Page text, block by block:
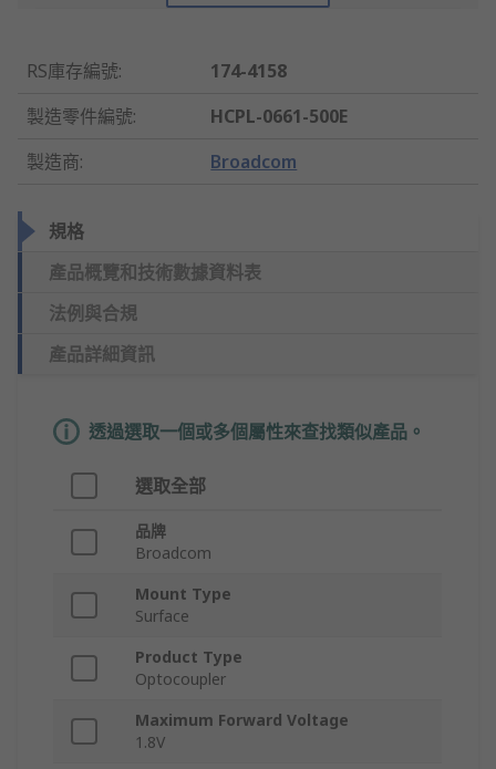
RS庫存編號:
174-4158
製造零件編號:
HCPL-0661-500E
製造商: Broadcom
規格
產品概覽和技術數據資料表
法例與合規
產品詳細資訊
透過選取一個或多個屬性來查找類似產品。
選取全部
品牌
Broadcom
Mount Type
Surface
Product Type
Optocoupler
Maximum Forward Voltage
1.8V